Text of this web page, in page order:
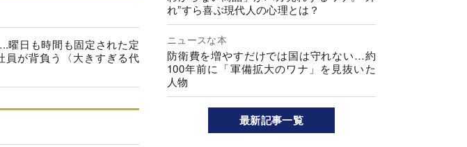
曜日も時間も固定された定
員が背負う〈大きすぎる代
れ”すら喜ぶ現代人の心理とは？
ニュースな本
防衛費を増やすだけでは国は守れない…約
100年前に「軍備拡大のワナ」を見抜いた
人物
最新記事一覧